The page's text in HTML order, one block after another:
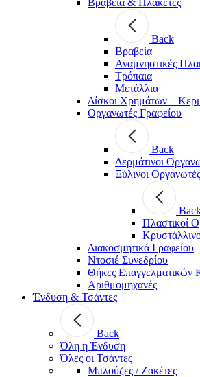
Back
Βραβεία
Αναμνηστικές
Τρόπαια
Μετάλλια
Δίσκοι Χρημάτων –
Οργανωτές Γραφείου
Back
Δερμάτινοι
Ξύλινοι Οργανωτές
Πλαστικοί
Διακοσμητικά Γραφείου
Ντοσιέ Συνεδρίου
Θήκες Επαγγελματικών
Αριθμομηχανές
Ένδυση & Τσάντες
Back
Όλη η Ένδυση
Όλες οι Τσάντες
Μπλούζες / Ζακέτες